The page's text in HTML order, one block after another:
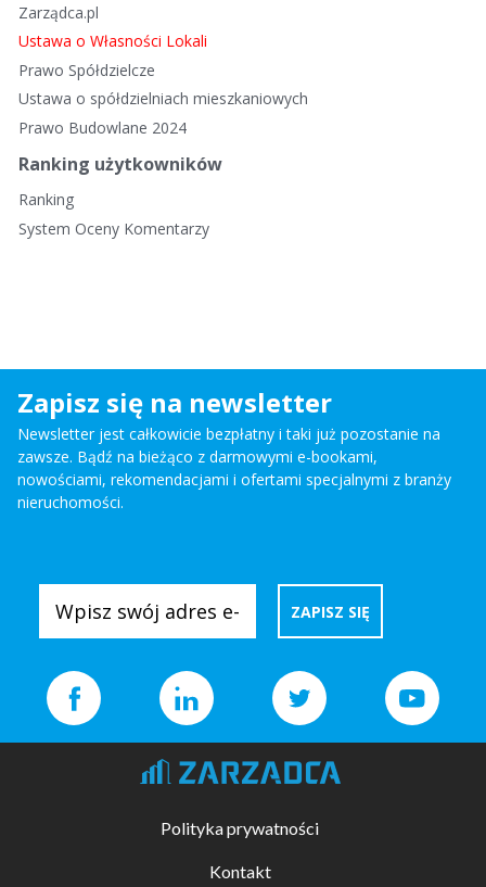
s
k
u
s
n
Zarządca.pl
Ustawa o Własności Lokali
Prawo Spółdzielcze
Ustawa o spółdzielniach mieszkaniowych
Prawo Budowlane 2024
Ranking użytkowników
Ranking
System Oceny Komentarzy
Zapisz się na newsletter
Newsletter jest całkowicie bezpłatny i taki już pozostanie na
zawsze. Bądź na bieżąco z darmowymi e-bookami,
nowościami, rekomendacjami i ofertami specjalnymi z branży
nieruchomości.
Polityka prywatności
Kontakt